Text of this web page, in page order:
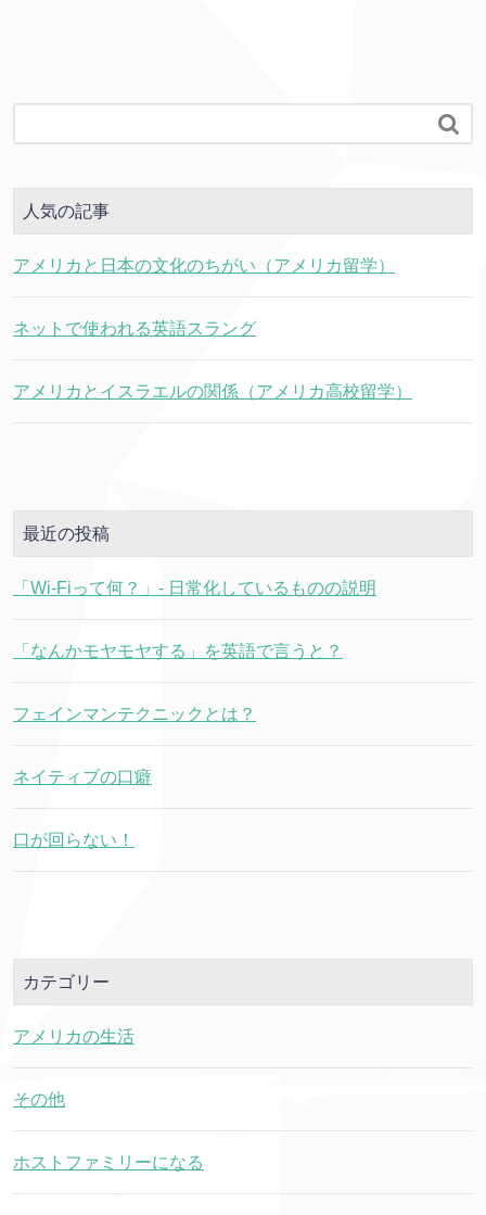

人気の記事
アメリカと日本の文化のちがい（アメリカ留学）
ネットで使われる英語スラング
アメリカとイスラエルの関係（アメリカ高校留学）
最近の投稿
「Wi-Fiって何？」- 日常化しているものの説明
「なんかモヤモヤする」を英語で言うと？
フェインマンテクニックとは？
ネイティブの口癖
口が回らない！
カテゴリー
アメリカの生活
その他
ホストファミリーになる